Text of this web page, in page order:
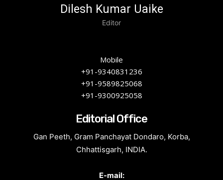
Dilesh Kumar Uaike
Editor
Mobile
+91-9340831236
+91-9589825068
+91-9300925058
Editorial Office
Gan Peeth, Gram Panchayat Dondaro, Korba,
Chhattisgarh, INDIA.
E-mail: